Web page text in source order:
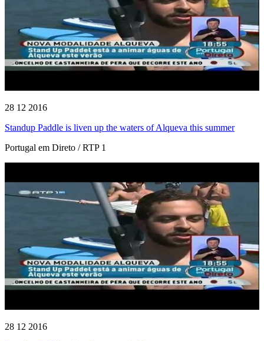
28 12 2016
Standup Paddle is liven up the waters of Alqueva this summer
Portugal em Direto / RTP 1
28 12 2016